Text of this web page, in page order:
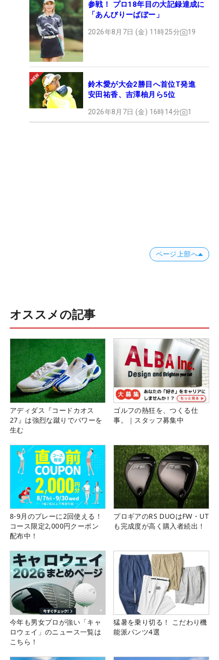
参戦！ プロ18年目の大記録達成に
「あんびりーばぼー」
2026年8月7日 (金) 11時25分 19
鈴木愛が大会2勝目へ首位T発進
安田祐香、吉澤柚月ら5位
2026年8月7日 (金) 16時14分 1
ページ上部へ
オススメの記事
アディダス『コードカオス
27』は強烈な蹴りでパワーを
生む
ゴルフの熱狂を、つくる仕
事。｜スタッフ募集中
8-9月のプレーに2回使える！
コース限定2,000円クーポン
配布中！
プロギアのRS DUOはFW・UT
も完成度が高く購入者続出！
今年も男女プロが強い「キャ
ロウェイ」のニュース一覧は
こちら！
猛暑を乗り切る！ こだわり機
能派パンツ4選